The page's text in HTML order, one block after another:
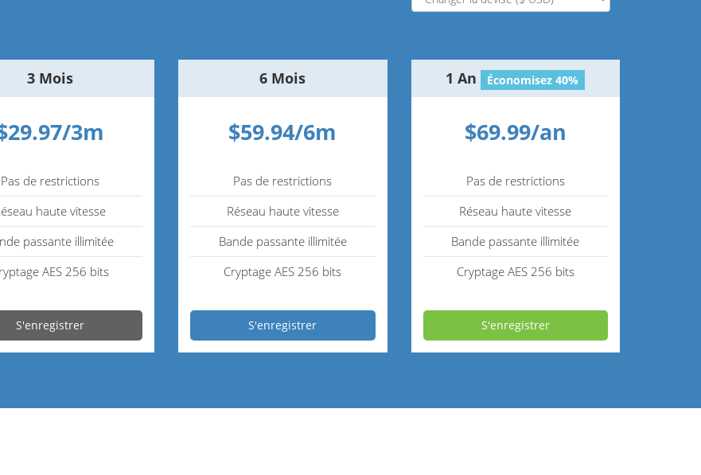
3 Mois
3m
Pas de restrictions
haute vitesse
passante illimitée
AES 256 bits
S'enregistrer
6 Mois
$59.94/6m
Pas de restrictions
Réseau haute vitesse
Bande passante illimitée
Cryptage AES 256 bits
S'enregistrer
1 An Économisez 40%
$69.99/an
Pas de restrictions
Réseau haute vitesse
Bande passante illimitée
Cryptage AES 256 bits
S'enregistrer